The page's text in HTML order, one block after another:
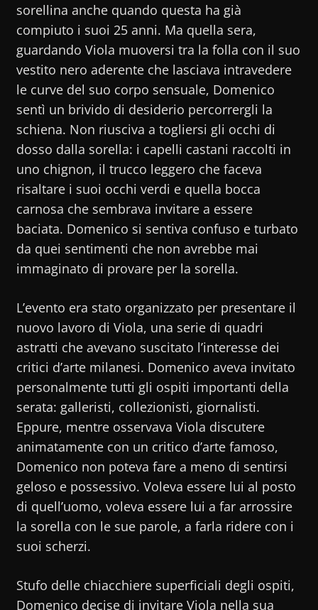
sorellina anche quando questa ha già
compiuto i suoi 25 anni. Ma quella sera,
guardando Viola muoversi tra la folla con il suo
vestito nero aderente che lasciava intravedere
le curve del suo corpo sensuale, Domenico
sentì un brivido di desiderio percorrergli la
schiena. Non riusciva a togliersi gli occhi di
dosso dalla sorella: i capelli castani raccolti in
uno chignon, il trucco leggero che faceva
risaltare i suoi occhi verdi e quella bocca
carnosa che sembrava invitare a essere
baciata. Domenico si sentiva confuso e turbato
da quei sentimenti che non avrebbe mai
immaginato di provare per la sorella.
L’evento era stato organizzato per presentare il
nuovo lavoro di Viola, una serie di quadri
astratti che avevano suscitato l’interesse dei
critici d’arte milanesi. Domenico aveva invitato
personalmente tutti gli ospiti importanti della
serata: galleristi, collezionisti, giornalisti.
Eppure, mentre osservava Viola discutere
animatamente con un critico d’arte famoso,
Domenico non poteva fare a meno di sentirsi
geloso e possessivo. Voleva essere lui al posto
di quell’uomo, voleva essere lui a far arrossire
la sorella con le sue parole, a farla ridere con i
suoi scherzi.
Stufo delle chiacchiere superficiali degli ospiti,
Domenico decise di invitare Viola nella sua